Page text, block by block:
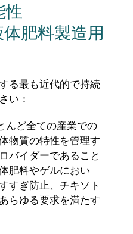
性
肥料製造用
る最も近代的で持続
い：
んど全ての産業での
物質の特性を管理す
バイダーであること
肥料やゲルにおい
すぎ防止、チキソト
らゆる要求を満たす